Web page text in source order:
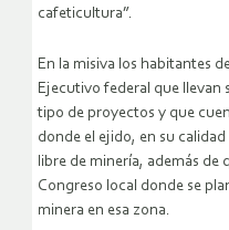
cafeticultura”.
En la misiva los habitantes
Ejecutivo federal que llevan
tipo de proyectos y que
donde el ejido, en su
libre de minería, además de
Congreso local donde se
minera en esa zona.